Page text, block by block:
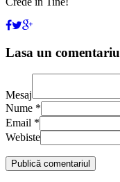
Lasa un comentariu
Mesaj
Nume *
Email *
Webiste